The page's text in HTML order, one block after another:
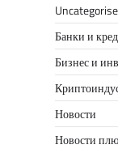
Банки и
Бизнес и
Новости
Новости